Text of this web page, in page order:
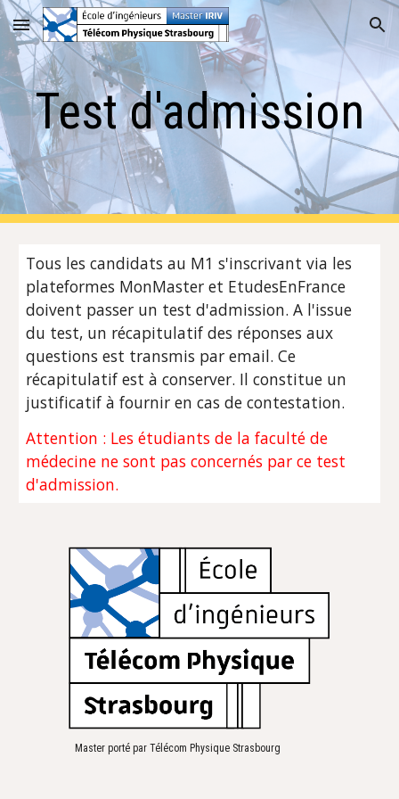
Skip to main content Skip to navigation
Test d'admission
Tous les candidats au M1 s'inscrivant via les
plateformes MonMaster et EtudesEnFrance
doivent passer un test d'admission. A l'issue
du test, un récapitulatif des réponses aux
questions est transmis par email. Ce
récapitulatif est à conserver. Il constitue un
justificatif à fournir en cas de contestation.
Attention : Les étudiants de la faculté de
médecine ne sont pas concernés par ce test
d'admission.
Master porté par Télécom Physique Strasbourg